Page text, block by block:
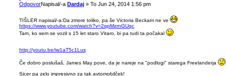
OdgovorNapisal/-a Dardaj » To Jun 24, 2014 1:56 pm
TIŠLER napisal/-a:Da zmore toliko, pa še Victoria Beckam ne ve
https://www.youtube.com/watch?v=2qpMzrnGUqc
Tam, ko sem se vozil s 15 let staro Vitaro, bi pa tudi ta počakal
http://youtu.be/iw1aT5c1Lus
Če dobro poslušaš, James May pove, da je nareje na "podlogi" starega Freelanderja
Sicer pa zelo impresivno za tak avtomobilček!